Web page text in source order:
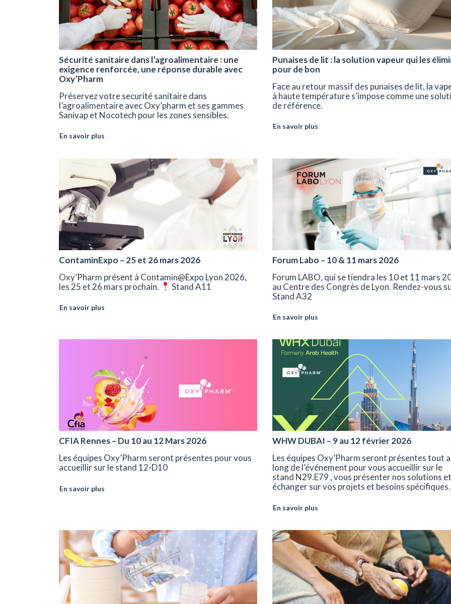
Sécurité sanitaire dans l’agroalimentaire : une
exigence renforcée, une réponse durable avec
Oxy’Pharm
Préservez votre securité sanitaire dans
l’agroalimentaire avec Oxy’pharm et ses gammes
Sanivap et Nocotech pour les zones sensibles.
En savoir plus
Punaises de lit : la solution vapeur qui les
pour de bon
Face au retour massif des punaises de lit, la
à haute température s’impose comme une
de référence.
En savoir plus
ContaminExpo – 25 et 26 mars 2026
Oxy’Pharm présent à Contamin@Expo Lyon 2026,
les 25 et 26 mars prochain.
Stand A11
En savoir plus
Forum Labo – 10 & 11 mars 2026
Forum LABO, qui se tiendra les 10 et 11 mars
au Centre des Congrès de Lyon. Rendez-vous
Stand A32
En savoir plus
CFIA Rennes – Du 10 au 12 Mars 2026
Les équipes Oxy’Pharm seront présentes pour vous
accueillir sur le stand 12-D10
En savoir plus
WHW DUBAI – 9 au 12 février 2026
Les équipes Oxy’Pharm seront présentes tout
long de l’événement pour vous accueillir sur le
stand N29.E79 , vous présenter nos solutions et
échanger sur vos projets et besoins spécifiques.
En savoir plus